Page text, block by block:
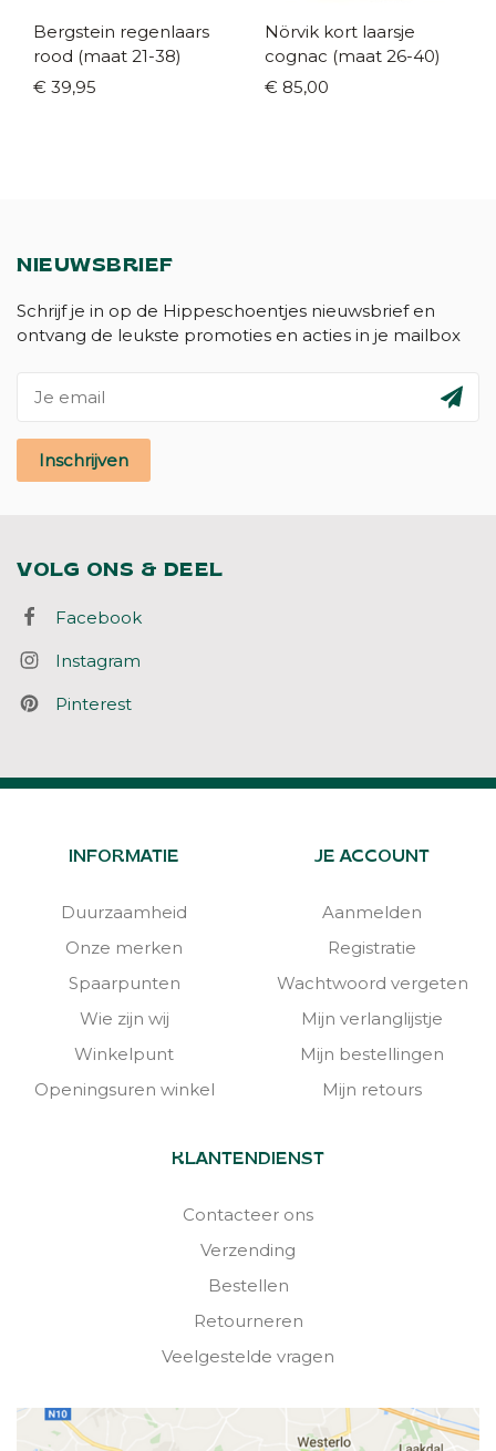
Bergstein regenlaars
rood (maat 21-38)
€ 39,95
Nörvik kort laarsje
cognac (maat 26-40)
€ 85,00
NIEUWSBRIEF
Schrijf je in op de Hippeschoentjes nieuwsbrief en
ontvang de leukste promoties en acties in je mailbox
Inschrijven
VOLG ONS & DEEL
Facebook
Instagram
Pinterest
INFORMATIE
Duurzaamheid
Onze merken
Spaarpunten
Wie zijn wij
Winkelpunt
Openingsuren winkel
JE ACCOUNT
Aanmelden
Registratie
Wachtwoord vergeten
Mijn verlanglijstje
Mijn bestellingen
Mijn retours
KLANTENDIENST
Contacteer ons
Verzending
Bestellen
Retourneren
Veelgestelde vragen